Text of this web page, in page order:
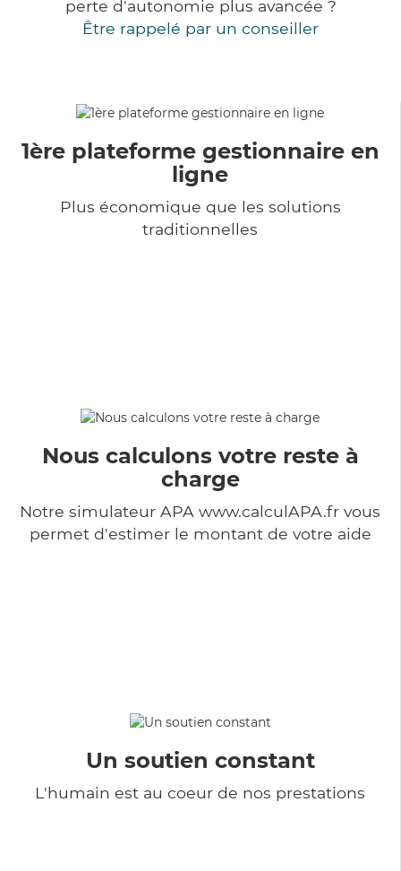
perte d'autonomie plus avancée ?
Être rappelé par un conseiller
1ère plateforme gestionnaire en
ligne
Plus économique que les solutions
traditionnelles
Nous calculons votre reste à
charge
Notre simulateur APA www.calculAPA.fr vous
permet d'estimer le montant de votre aide
Un soutien constant
L'humain est au coeur de nos prestations